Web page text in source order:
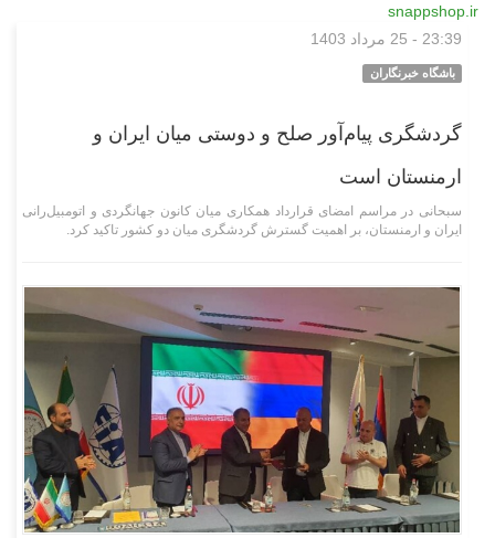
snappshop.ir
23:39 - 25 مرداد 1403
باشگاه خبرنگاران
گردشگری پیام‌آور صلح و دوستی میان ایران و
ارمنستان است
سبحانی در مراسم امضای قرارداد همکاری میان کانون جهانگردی و اتومبیل‌رانی
ایران و ارمنستان، بر اهمیت گسترش گردشگری میان دو کشور تاکید کرد.